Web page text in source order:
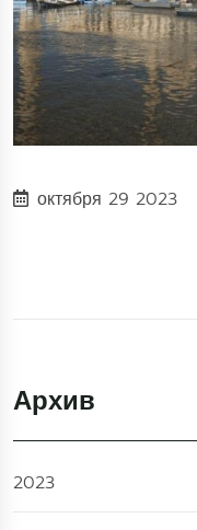
октября 29 2023
Архив
2023